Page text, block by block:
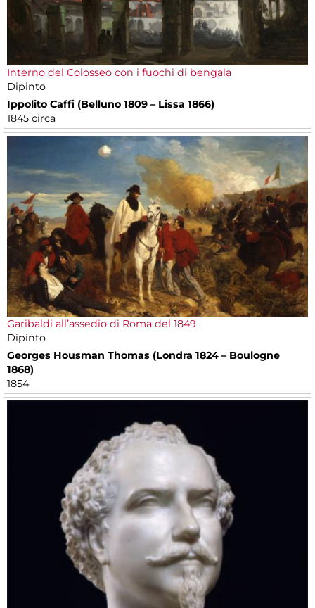
Interno del Colosseo con i fuochi di bengala
Dipinto
Ippolito Caffi (Belluno 1809 – Lissa 1866)
1845 circa
Garibaldi all’assedio di Roma del 1849
Dipinto
Georges Housman Thomas (Londra 1824 – Boulogne
1868)
1854